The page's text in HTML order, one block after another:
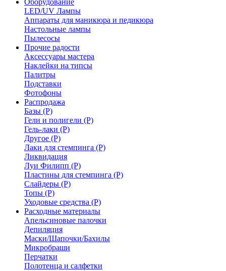
Оборудование
LED/UV Лампы
Аппараты для маникюра и педикюра
Настольные лампы
Пылесосы
Прочие радости
Аксессуары мастера
Наклейки на типсы
Палитры
Подставки
Фотофоны
Распродажа
Базы (Р)
Гели и полигели (Р)
Гель-лаки (Р)
Другое (Р)
Лаки для стемпинга (Р)
Ликвидация
Луи Филипп (Р)
Пластины для стемпинга (Р)
Слайдеры (Р)
Топы (Р)
Уходовые средства (Р)
Расходные материалы
Апельсиновые палочки
Депиляция
Маски/Шапочки/Бахилы
Микробраши
Перчатки
Полотенца и салфетки